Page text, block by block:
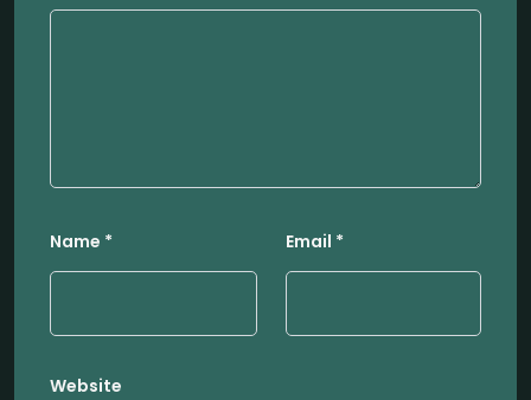
Name * Email *
Website